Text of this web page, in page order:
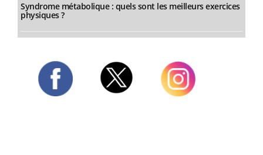
Syndrome métabolique : quels sont les meilleurs exercices
physiques ?